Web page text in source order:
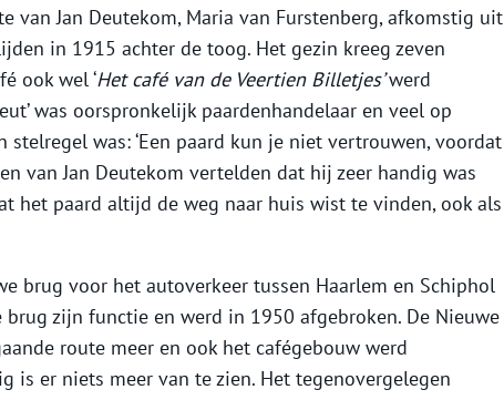
van Jan Deutekom, Maria van Furstenberg, afkomstig uit
in 1915 achter de toog. Het gezin kreeg zeven
ook wel ‘Het café van de Veertien Billetjes’werd
was oorspronkelijk paardenhandelaar en veel op
stelregel was: ‘Een paard kun je niet vertrouwen, voordat
van Jan Deutekom vertelden dat hij zeer handig was
het paard altijd de weg naar huis wist te vinden, ook als
brug voor het autoverkeer tussen Haarlem en Schiphol
zijn functie en werd in 1950 afgebroken. De Nieuwe
route meer en ook het cafégebouw werd
is er niets meer van te zien. Het tegenovergelegen